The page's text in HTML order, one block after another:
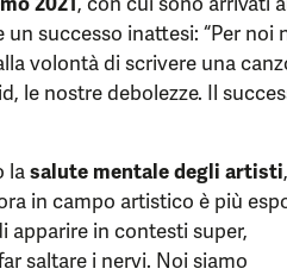
successo inattesi: “Per noi
volontà di scrivere una
le nostre debolezze. Il
lasalute mentale degli artisti
in campo artistico è più
apparire in contesti super,
saltare i nervi. Noi siamo